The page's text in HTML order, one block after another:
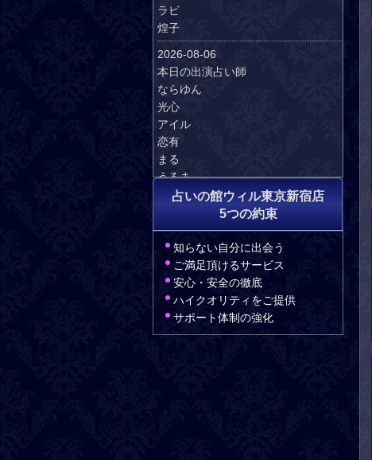
ラビ
煌子
2026-08-06
本日の出演占い師
ならゆん
光心
アイル
恋有
まる
うるま
響子
本日の出演占い師
桃子
光心
アイル
うるま
占いの館ウィル東京新宿店
5つの約束
知らない自分に出会う
ご満足頂けるサービス
安心・安全の徹底
ハイクオリティをご提供
サポート体制の強化